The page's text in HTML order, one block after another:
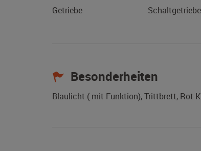
Getriebe
Schaltgetriebe
Besonderheiten
Blaulicht ( mit Funktion), Trittbrett, Rot